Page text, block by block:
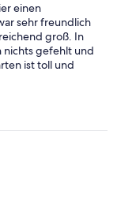
einen
sehr freundlich
groß. In
nichts gefehlt und
ist toll und
zum Spielen
und
Motiven!